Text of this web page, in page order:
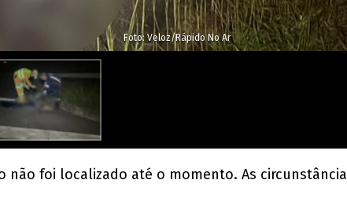
Foto: Veloz/Rápido No Ar
foi localizado até o momento. As